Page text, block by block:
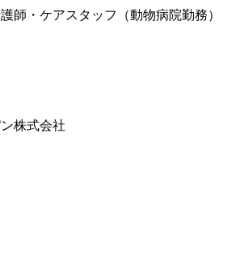
師・ケアスタッフ（動物病院勤務）
株式会社